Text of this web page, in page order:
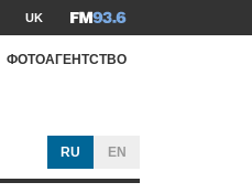
UK
ФОТОАГЕНТСТВО
RU EN